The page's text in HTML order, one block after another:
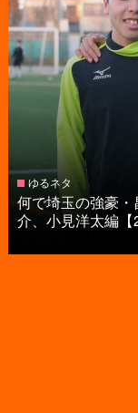
ゆるネタ
何で埼玉の強豪
介、小見洋太編【